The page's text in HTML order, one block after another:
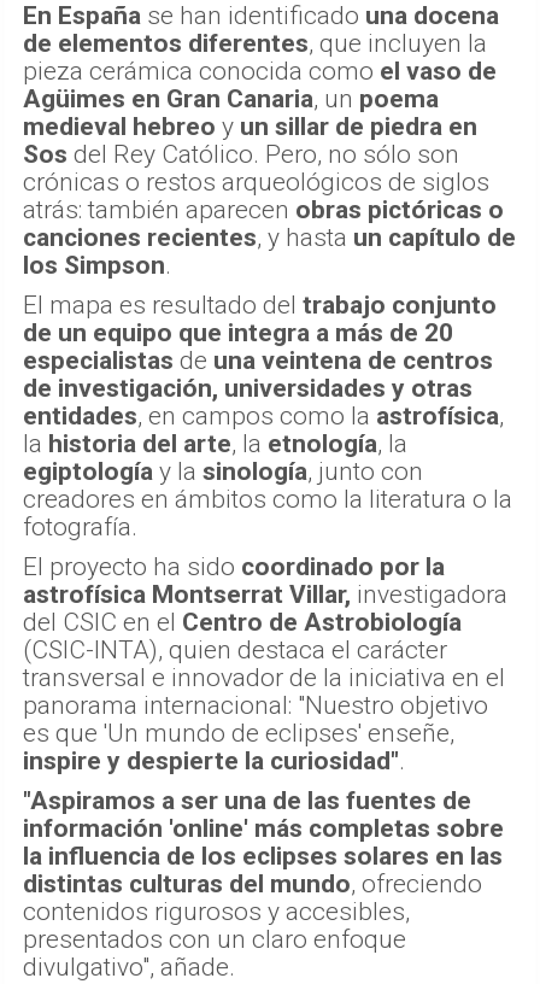
En España se han identificado una docena
de elementos diferentes, que incluyen la
pieza cerámica conocida como el vaso de
Agüimes en Gran Canaria, un poema
medieval hebreo y un sillar de piedra en
Sos del Rey Católico. Pero, no sólo son
crónicas o restos arqueológicos de siglos
atrás: también aparecen obras pictóricas o
canciones recientes, y hasta un capítulo de
los Simpson.
El mapa es resultado del trabajo conjunto
de un equipo que integra a más de 20
especialistas de una veintena de centros
de investigación, universidades y otras
entidades, en campos como la astrofísica,
la historia del arte, la etnología, la
egiptología y la sinología, junto con
creadores en ámbitos como la literatura o la
fotografía.
El proyecto ha sido coordinado por la
astrofísica Montserrat Villar, investigadora
del CSIC en el Centro de Astrobiología
(CSIC-INTA), quien destaca el carácter
transversal e innovador de la iniciativa en el
panorama internacional: "Nuestro objetivo
es que 'Un mundo de eclipses' enseñe,
inspire y despierte la curiosidad".
"Aspiramos a ser una de las fuentes de
información 'online' más completas sobre
la influencia de los eclipses solares en las
distintas culturas del mundo, ofreciendo
contenidos rigurosos y accesibles,
presentados con un claro enfoque
divulgativo", añade.